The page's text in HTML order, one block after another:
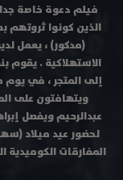
الذين كونوا ثروتهم
(مدكور) ، يعمل
الاستهلاكية . يقوم
إلى المتجر ، في يوم
ويتهافتون على
عبدالرحيم ويفصل
لحضور عيد ميلاد
المفارقات الكوميدية